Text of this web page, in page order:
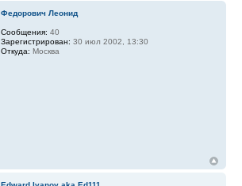
Федорович Леонид
Сообщения: 40
Зарегистрирован: 30 июл 2002, 13:30
Откуда: Москва